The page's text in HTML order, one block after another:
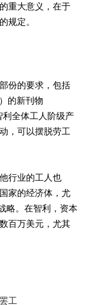
重大意义，在于
规定。
份的要求，包括
的新刊物
利全体工人阶级产
，可以摆脱劳工
行业的工人也
家的经济体，尤
略。在智利，资本
百万美元，尤其